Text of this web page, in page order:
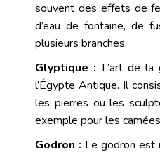
souvent des effets de
d’eau de fontaine, de
plusieurs branches.
Glyptique : L’art de
l’Égypte Antique. Il
les pierres ou les
exemple pour les
Godron : Le godron est